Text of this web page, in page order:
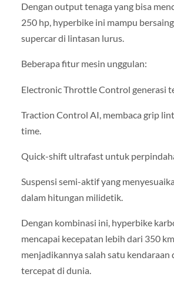
Dengan output tenaga yang bisa
250 hp, hyperbike ini mampu
supercar di lintasan lurus.
Beberapa fitur mesin unggulan:
Electronic Throttle Control generasi
Traction Control AI, membaca grip
time.
Quick-shift ultrafast untuk
Suspensi semi-aktif yang
dalam hitungan milidetik.
Dengan kombinasi ini, hyperbike
mencapai kecepatan lebih dari 350
menjadikannya salah satu kendaraan
tercepat di dunia.